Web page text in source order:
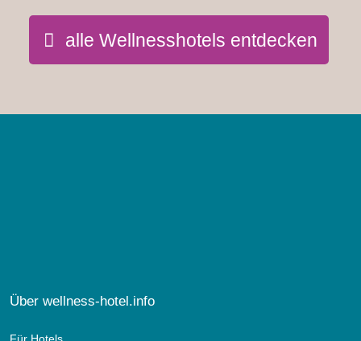
alle Wellnesshotels entdecken
Über wellness-hotel.info
Für Hotels